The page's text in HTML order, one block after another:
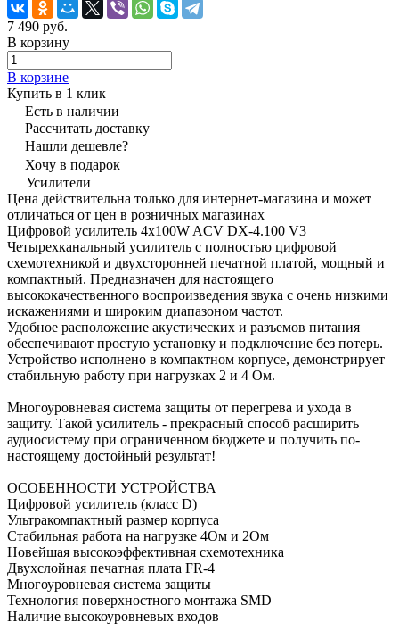
7 490 руб.
В корзину
В корзине
Купить в 1 клик
Есть в наличии
Рассчитать доставку
Нашли дешевле?
Хочу в подарок
Усилители
Цена действительна только для интернет-магазина и может
отличаться от цен в розничных магазинах
Цифровой усилитель 4х100W ACV DX-4.100 V3
Четырехканальный усилитель с полностью цифровой
схемотехникой и двухсторонней печатной платой, мощный и
компактный. Предназначен для настоящего
высококачественного воспроизведения звука с очень низкими
искажениями и широким диапазоном частот.
Удобное расположение акустических и разъемов питания
обеспечивают простую установку и подключение без потерь.
Устройство исполнено в компактном корпусе, демонстрирует
стабильную работу при нагрузках 2 и 4 Ом.
Многоуровневая система защиты от перегрева и ухода в
защиту. Такой усилитель - прекрасный способ расширить
аудиосистему при ограниченном бюджете и получить по-
настоящему достойный результат!
ОСОБЕННОСТИ УСТРОЙСТВА
Цифровой усилитель (класс D)
Ультракомпактный размер корпуса
Стабильная работа на нагрузке 4Ом и 2Ом
Новейшая высокоэффективная схемотехника
Двухслойная печатная плата FR-4
Многоуровневая система защиты
Технология поверхностного монтажа SMD
Наличие высокоуровневых входов